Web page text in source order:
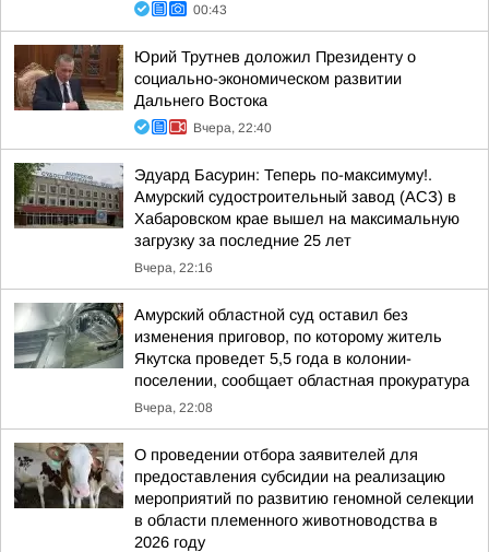
00:43
Юрий Трутнев доложил Президенту о
социально-экономическом развитии
Дальнего Востока
Вчера, 22:40
Эдуард Басурин: Теперь по-максимуму!.
Амурский судостроительный завод (АСЗ) в
Хабаровском крае вышел на максимальную
загрузку за последние 25 лет
Вчера, 22:16
Амурский областной суд оставил без
изменения приговор, по которому житель
Якутска проведет 5,5 года в колонии-
поселении, сообщает областная прокуратура
Вчера, 22:08
О проведении отбора заявителей для
предоставления субсидии на реализацию
мероприятий по развитию геномной селекции
в области племенного животноводства в
2026 году